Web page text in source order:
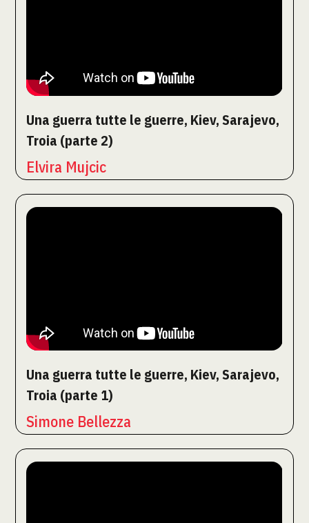
Una guerra tutte le guerre, Kiev, Sarajevo,
Troia (parte 2)
Elvira Mujcic
Una guerra tutte le guerre, Kiev, Sarajevo,
Troia (parte 1)
Simone Bellezza